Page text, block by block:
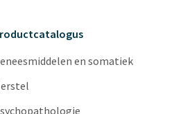
en somatiek